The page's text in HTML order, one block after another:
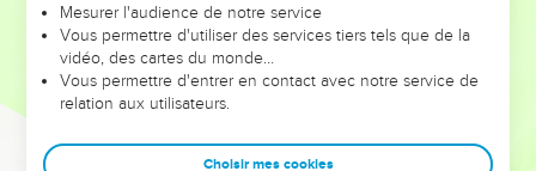
leur foi ou leur vision. Mais on voit moins les doutes, les erreurs
et les saisons difficiles qu'ils ont traversés, alors même que ce
sont elles qui les ont façonnés.
Dans cette conférence, leaders, entrepreneurs, et responsables
clés pour avancer avec plus de sagesse afin que leurs erreurs
Mesurer l'audience de notre service
Vous permettre d'utiliser des services tiers tels que de la
vidéo, des cartes du monde…
Vous permettre d'entrer en contact avec notre service de
relation aux utilisateurs.
Choisir mes cookies